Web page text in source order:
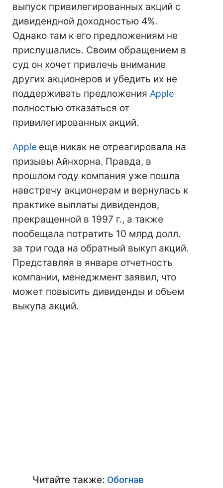
выпуск привилегированных акций с
дивидендной доходностью 4%.
Однако там к его предложениям не
прислушались. Своим обращением в
суд он хочет привлечь внимание
других акционеров и убедить их не
поддерживать предложения Apple
полностью отказаться от
привилегированных акций.
Apple еще никак не отреагировала на
призывы Айнхорна. Правда, в
прошлом году компания уже пошла
навстречу акционерам и вернулась к
практике выплаты дивидендов,
прекращенной в 1997 г., а также
пообещала потратить 10 млрд долл.
за три года на обратный выкуп акций.
Представляя в январе отчетность
компании, менеджмент заявил, что
может повысить дивиденды и объем
выкупа акций.
Читайте также: Обогнав